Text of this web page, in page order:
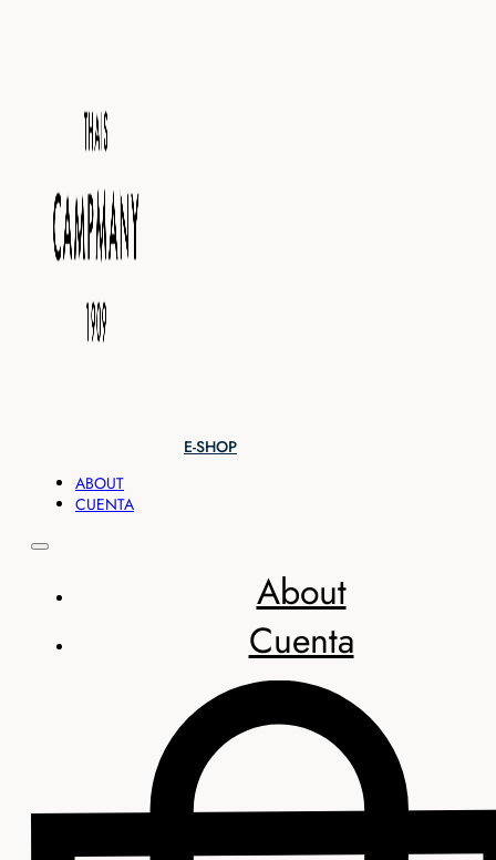
E-SHOP
ABOUT
CUENTA
About
Cuenta